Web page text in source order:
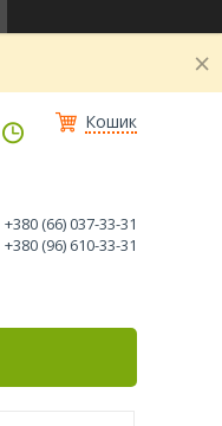
Кошик
+380 (66) 037-33-31
+380 (96) 610-33-31